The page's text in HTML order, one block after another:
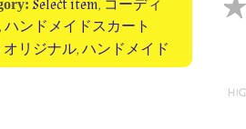
Select item, コーディ
,ハンドメイドスカート
オリジナル,ハンドメイド